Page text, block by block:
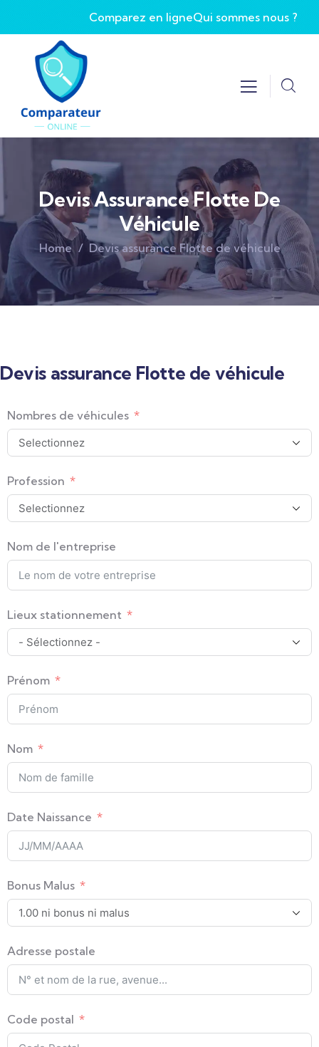
Comparez en ligneQui sommes nous ?
Devis Assurance Flotte De
Véhicule
Home Devis assurance Flotte de véhicule
Devis assurance Flotte de véhicule
Nombres de véhicules
Profession
Nom de l'entreprise
Lieux stationnement
Prénom
Nom
Date Naissance
Bonus Malus
Adresse postale
Code postal